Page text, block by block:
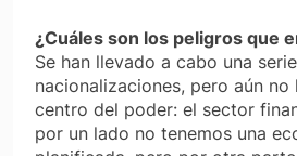
¿Cuáles son los peligros que
Se han llevado a cabo una
nacionalizaciones, pero aún
centro del poder: el sector
por un lado no tenemos una